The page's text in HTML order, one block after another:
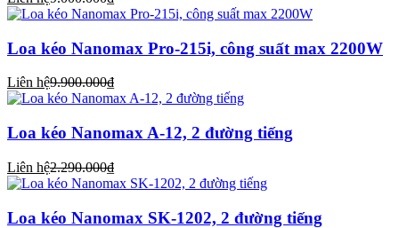
Loa kéo Nanomax Pro-215i, công suất max 2200W
Liên hệ9.900.000₫
Loa kéo Nanomax A-12, 2 đường tiếng
Liên hệ2.290.000₫
Loa kéo Nanomax SK-1202, 2 đường tiếng